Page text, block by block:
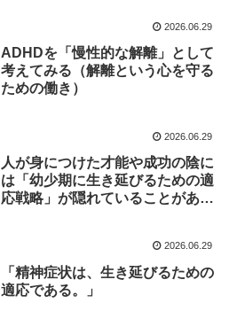
2026.06.29
ADHDを「慢性的な解離」として
考えてみる（解離という心を守る
ための働き）
2026.06.29
人が身につけた才能や成功の陰に
は「幼少期に生き延びるための適
応戦略」が隠れていることがあ
2026.06.29
「精神症状は、生き延びるための
適応である。」